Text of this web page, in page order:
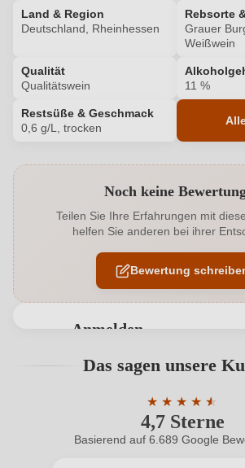
Land & Region
Deutschland, Rheinhessen
Rebsorte
Grauer
Weißwein
Qualität
Qualitätswein
11 %
Restsüße & Geschmack
0,6 g/L, trocken
Alkoholgehalt in %
Allergene
Ausbau
Weingut Lufft - Tobias Lufft,
Noch keine
Teilen Sie Ihre Erfahrungen mit
helfen Sie anderen bei ihrer
Bewertung
Anmelden
Benutzern abgegeben werden.
Neuer Kunde? Neuer
Das sagen unsere
4,7 Sterne
★ ★ ★ ★ ★
★
Basierend auf 6.689 Google